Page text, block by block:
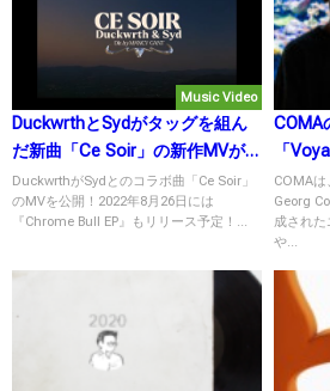
Music Video
DuckwrthとSydがタッグを組ん
だ新曲「Ce Soir」の新作MVが公
開！
DuckwrthがSydとのコラボ曲「Ce Soir」
のMVを公開！2022年8月26日には
『Chrome Bull EP』もリリース予定！...
COMA
「
サウン
自信作
COMA
Georg
成され
や...